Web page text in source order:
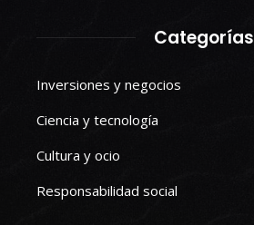
Categorías
Inversiones y negocios
Ciencia y tecnología
Cultura y ocio
Responsabilidad social